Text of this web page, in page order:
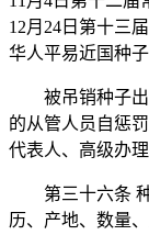
12月24日第十三
华人平易近国种
被吊销种子出
的从管人员自惩
代表人、高级办理
第三十六条 种
历、产地、数量